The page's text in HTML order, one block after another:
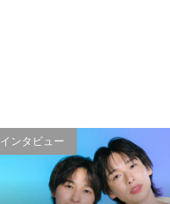
インタビュー